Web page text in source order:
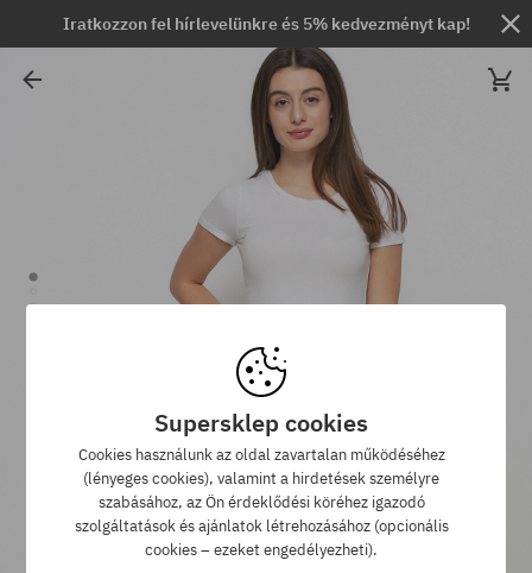
Iratkozzon fel hírlevelünkre és 5% kedvezményt kap!
Supersklep cookies
Cookies használunk az oldal zavartalan működéséhez
(lényeges cookies), valamint a hirdetések személyre
szabásához, az Ön érdeklődési köréhez igazodó
szolgáltatások és ajánlatok létrehozásához (opcionális
cookies – ezeket engedélyezheti).